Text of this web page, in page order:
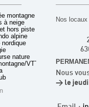
montagne
à neige
hors piste
alpine
nature
VTT
Nos
Nous
> le jeudi